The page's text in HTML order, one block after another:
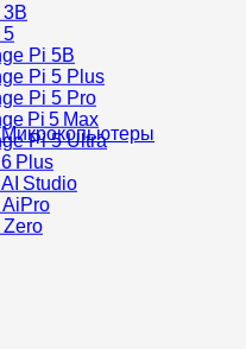
Микрокопьютеры
5
Pi 5B
Pi 5 Plus
Pi 5 Pro
Pi 5 Max
Pi 5 Ultra
Plus
Studio